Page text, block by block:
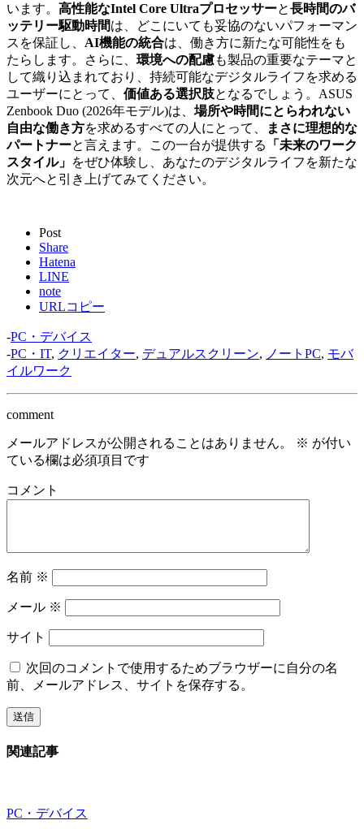
います。 高性能なIntel Core Ultraプロセッサーと長時間のバ
ッテリー駆動時間は、どこにいても妥協のないパフォーマン
スを保証し、 AI機能の統合は、働き方に新たな可能性をも
たらします。さらに、 環境への配慮も製品の重要なテーマと
して織り込まれており、持続可能なデジタルライフを求める
ユーザーにとって、 価値ある選択肢となるでしょう。ASUS
Zenbook Duo (2026年モデル)は、 場所や時間にとらわれない
自由な働き方を求めるすべての人にとって、
まさに理想的な
パートナーと言えます。この一台が提供する
「未来のワーク
スタイル」 をぜひ体験し、あなたのデジタルライフを新たな
次元へと引き上げてみてください。
Post
Share
Hatena
LINE
note
URLコピー
-PC・デバイス
-PC・IT, クリエイター, デュアルスクリーン, ノートPC, モバ
イルワーク
comment
メールアドレスが公開されることはありません。 ※ が付い
ている欄は必須項目です
コメント
名前 ※
メール ※
サイト
次回のコメントで使用するためブラウザーに自分の名
前、メールアドレス、サイトを保存する。
関連記事
PC・デバイス